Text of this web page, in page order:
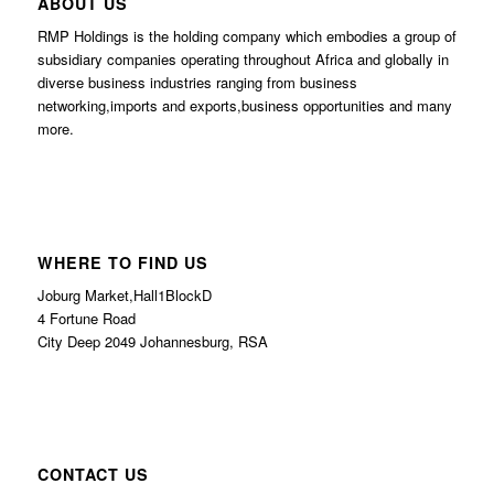
RMP Holdings is the holding company which embodies a group of
subsidiary companies operating throughout Africa and globally in
diverse business industries ranging from business
networking,imports and exports,business opportunities and many
more.
WHERE TO FIND US
Joburg Market,Hall1BlockD
4 Fortune Road
City Deep 2049 Johannesburg, RSA
CONTACT US